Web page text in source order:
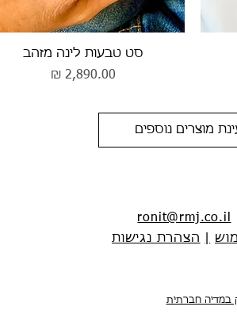
תצוגה מהירה
סט טבעות לינה מזהב
מחיר
מוצרים נוספים
ronit@rmj.co.il
הצהרת נגישות
במדיה חברתית